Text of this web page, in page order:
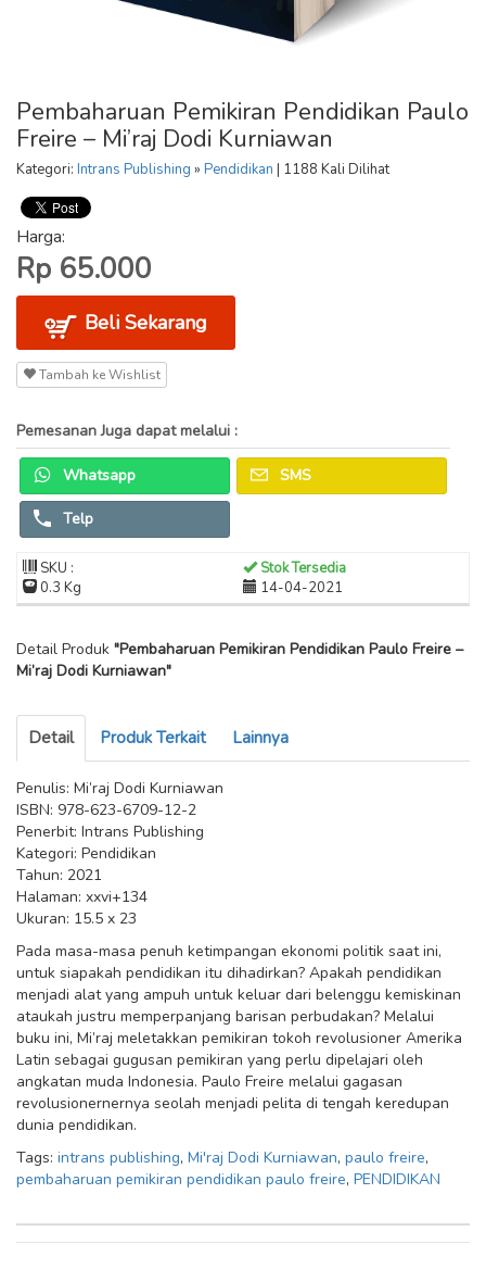
Pembaharuan Pemikiran Pendidikan Paulo
Freire – Mi’raj Dodi Kurniawan
Kategori: Intrans Publishing » Pendidikan | 1188 Kali Dilihat
Harga:
Rp 65.000
Beli Sekarang
Tambah ke Wishlist
Pemesanan Juga dapat melalui :
Whatsapp SMS
Telp
SKU :
Stok Tersedia
0.3 Kg
14-04-2021
Detail Produk "Pembaharuan Pemikiran Pendidikan Paulo Freire –
Mi’raj Dodi Kurniawan"
Detail Produk Terkait Lainnya
Penulis: Mi’raj Dodi Kurniawan
ISBN: 978-623-6709-12-2
Penerbit: Intrans Publishing
Kategori: Pendidikan
Tahun: 2021
Halaman: xxvi+134
Ukuran: 15.5 x 23
Pada masa-masa penuh ketimpangan ekonomi politik saat ini,
untuk siapakah pendidikan itu dihadirkan? Apakah pendidikan
menjadi alat yang ampuh untuk keluar dari belenggu kemiskinan
ataukah justru memperpanjang barisan perbudakan? Melalui
buku ini, Mi’raj meletakkan pemikiran tokoh revolusioner Amerika
Latin sebagai gugusan pemikiran yang perlu dipelajari oleh
angkatan muda Indonesia. Paulo Freire melalui gagasan
revolusionernernya seolah menjadi pelita di tengah keredupan
dunia pendidikan.
Tags: intrans publishing, Mi'raj Dodi Kurniawan, paulo freire,
pembaharuan pemikiran pendidikan paulo freire, PENDIDIKAN